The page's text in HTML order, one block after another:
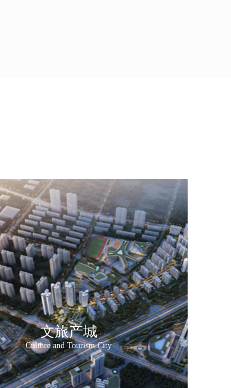
文旅产城
Culture and Tourism City